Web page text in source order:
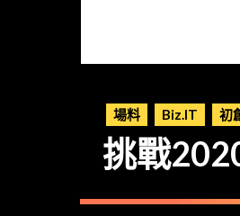
場料 Biz.IT 初
挑戰